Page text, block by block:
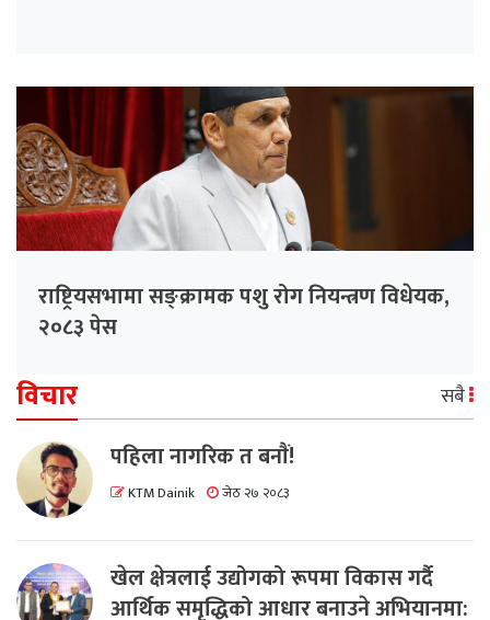
राष्ट्रियसभामा सङ्क्रामक पशु रोग नियन्त्रण विधेयक,
२०८३ पेस
विचार सबै
पहिला नागरिक त बनाैं!
KTM Dainik जेठ २७ २०८३
खेल क्षेत्रलाई उद्योगको रूपमा विकास गर्दै
आर्थिक समृद्धिको आधार बनाउने अभियानमा: